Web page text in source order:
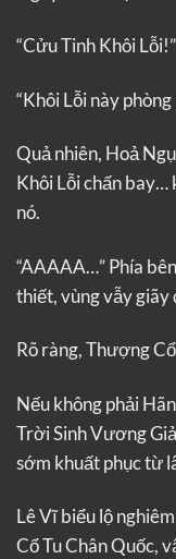
“Cửu Tinh Khôi
“Khôi Lỗi này
Quả nhiên, Hoả
Khôi Lỗi chấn bay…
nó.
“AAAAA…” Phía
thiết, vùng vẫy
Rõ ràng, Thượng
Nếu không phải
Trời Sinh Vương
sớm khuất phục từ
Lê Vĩ biểu lộ
Cổ Tu Chân Quốc,